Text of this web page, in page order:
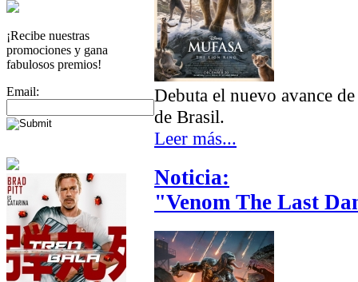
¡Recibe nuestras
promociones y gana
fabulosos premios!
Email:
Debuta el nuevo avance
de Brasil.
Leer más...
Noticia:
"Venom The Last